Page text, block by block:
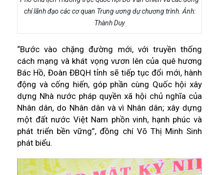
chí lãnh đạo các cơ quan Trung ương dự chương trình. Ảnh:
Thành Duy
“Bước vào chặng đường mới, với truyền thống
cách mạng và khát vọng vươn lên của quê hương
Bác Hồ, Đoàn ĐBQH tỉnh sẽ tiếp tục đổi mới, hành
động và cống hiến, góp phần cùng Quốc hội xây
dựng Nhà nước pháp quyền xã hội chủ nghĩa của
Nhân dân, do Nhân dân và vì Nhân dân; xây dựng
một đất nước Việt Nam phồn vinh, hạnh phúc và
phát triển bền vững”, đồng chí Võ Thị Minh Sinh
phát biểu.